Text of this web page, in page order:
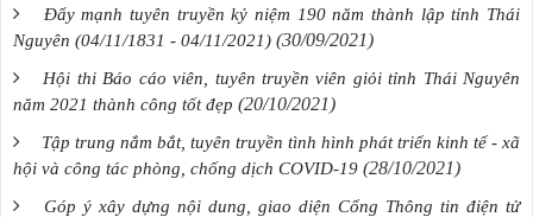
Đẩy mạnh tuyên truyền kỷ niệm 190 năm thành lập tỉnh Thái
Nguyên (04/11/1831 - 04/11/2021) (30/09/2021)
Hội thi Báo cáo viên, tuyên truyền viên giỏi tỉnh Thái Nguyên
năm 2021 thành công tốt đẹp (20/10/2021)
Tập trung nắm bắt, tuyên truyền tình hình phát triển kinh tế - xã
hội và công tác phòng, chống dịch COVID-19 (28/10/2021)
Góp ý xây dựng nội dung, giao diện Cổng Thông tin điện tử